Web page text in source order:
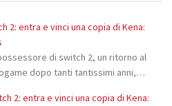
2: entra e vinci una copia di Kena:
di switch 2, un ritorno al
dopo tanti tantissimi anni,…
2: entra e vinci una copia di Kena: